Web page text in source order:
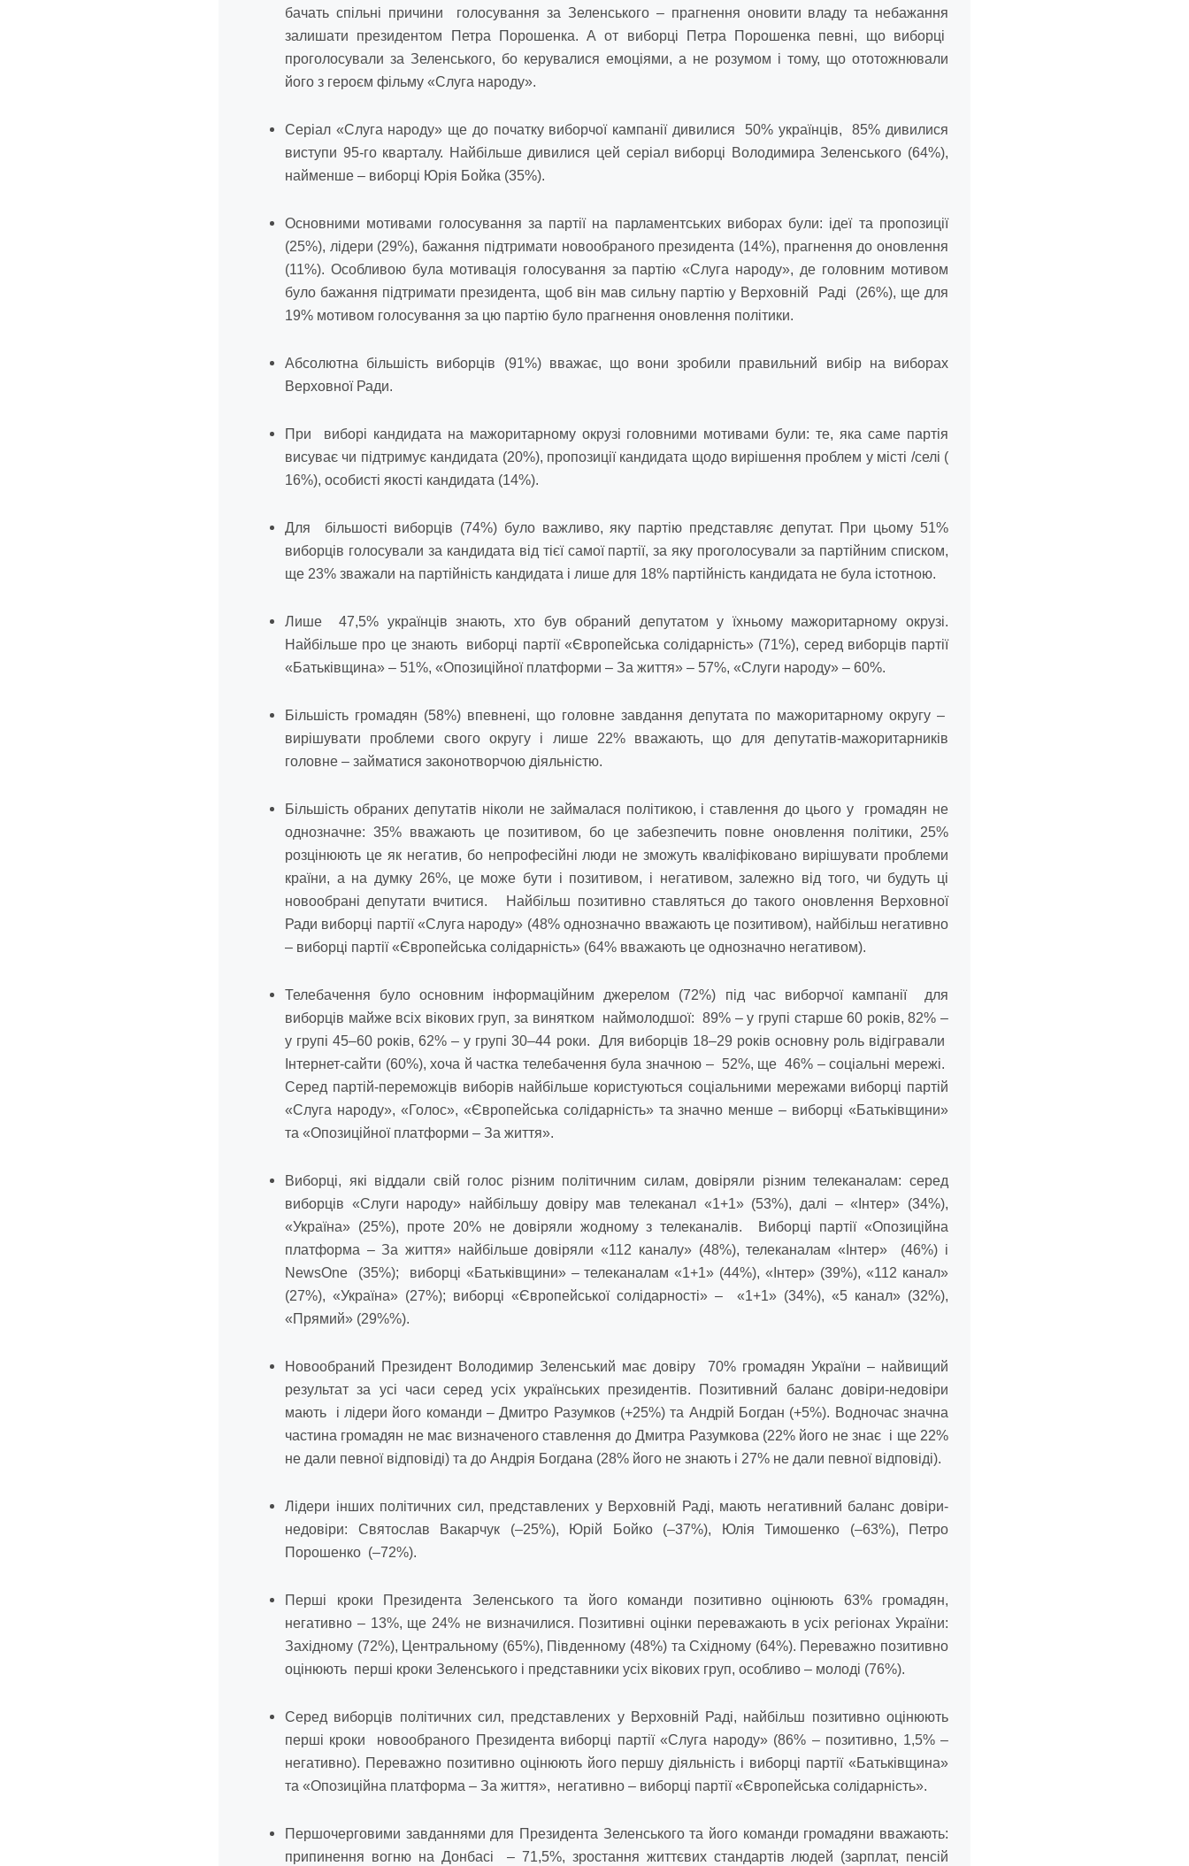
бачать спільні причини голосування за Зеленського – прагнення оновити владу та небажання
залишати президентом Петра Порошенка. А от виборці Петра Порошенка певні, що виборці
проголосували за Зеленського, бо керувалися емоціями, а не розумом і тому, що ототожнювали
його з героєм фільму «Слуга народу».
Серіал «Слуга народу» ще до початку виборчої кампанії дивилися 50% українців, 85% дивилися
виступи 95-го кварталу. Найбільше дивилися цей серіал виборці Володимира Зеленського (64%),
найменше – виборці Юрія Бойка (35%).
Основними мотивами голосування за партії на парламентських виборах були: ідеї та пропозиції
(25%), лідери (29%), бажання підтримати новообраного президента (14%), прагнення до оновлення
(11%). Особливою була мотивація голосування за партію «Слуга народу», де головним мотивом
було бажання підтримати президента, щоб він мав сильну партію у Верховній Раді (26%), ще для
19% мотивом голосування за цю партію було прагнення оновлення політики.
Абсолютна більшість виборців (91%) вважає, що вони зробили правильний вибір на виборах
Верховної Ради.
При виборі кандидата на мажоритарному окрузі головними мотивами були: те, яка саме партія
висуває чи підтримує кандидата (20%), пропозиції кандидата щодо вирішення проблем у місті /селі (
16%), особисті якості кандидата (14%).
Для більшості виборців (74%) було важливо, яку партію представляє депутат. При цьому 51%
виборців голосували за кандидата від тієї самої партії, за яку проголосували за партійним списком,
ще 23% зважали на партійність кандидата і лише для 18% партійність кандидата не була істотною.
Лише 47,5% українців знають, хто був обраний депутатом у їхньому мажоритарному окрузі.
Найбільше про це знають виборці партії «Європейська солідарність» (71%), серед виборців партії
«Батьківщина» – 51%, «Опозиційної платформи – За життя» – 57%, «Слуги народу» – 60%.
Більшість громадян (58%) впевнені, що головне завдання депутата по мажоритарному округу –
вирішувати проблеми свого округу і лише 22% вважають, що для депутатів-мажоритарників
головне – займатися законотворчою діяльністю.
Більшість обраних депутатів ніколи не займалася політикою, і ставлення до цього у громадян не
однозначне: 35% вважають це позитивом, бо це забезпечить повне оновлення політики, 25%
розцінюють це як негатив, бо непрофесійні люди не зможуть кваліфіковано вирішувати проблеми
країни, а на думку 26%, це може бути і позитивом, і негативом, залежно від того, чи будуть ці
новообрані депутати вчитися. Найбільш позитивно ставляться до такого оновлення Верховної
Ради виборці партії «Слуга народу» (48% однозначно вважають це позитивом), найбільш негативно
– виборці партії «Європейська солідарність» (64% вважають це однозначно негативом).
Телебачення було основним інформаційним джерелом (72%) під час виборчої кампанії для
виборців майже всіх вікових груп, за винятком наймолодшої: 89% – у групі старше 60 років, 82% –
у групі 45–60 років, 62% – у групі 30–44 роки. Для виборців 18–29 років основну роль відігравали
Інтернет-сайти (60%), хоча й частка телебачення була значною – 52%, ще 46% – соціальні мережі.
Серед партій-переможців виборів найбільше користуються соціальними мережами виборці партій
«Слуга народу», «Голос», «Європейська солідарність» та значно менше – виборці «Батьківщини»
та «Опозиційної платформи – За життя».
Виборці, які віддали свій голос різним політичним силам, довіряли різним телеканалам: серед
виборців «Слуги народу» найбільшу довіру мав телеканал «1+1» (53%), далі – «Інтер» (34%),
«Україна» (25%), проте 20% не довіряли жодному з телеканалів. Виборці партії «Опозиційна
платформа – За життя» найбільше довіряли «112 каналу» (48%), телеканалам «Інтер» (46%) і
NewsOne (35%); виборці «Батьківщини» – телеканалам «1+1» (44%), «Інтер» (39%), «112 канал»
(27%), «Україна» (27%); виборці «Європейської солідарності» – «1+1» (34%), «5 канал» (32%),
«Прямий» (29%%).
Новообраний Президент Володимир Зеленський має довіру 70% громадян України – найвищий
результат за усі часи серед усіх українських президентів. Позитивний баланс довіри-недовіри
мають і лідери його команди – Дмитро Разумков (+25%) та Андрій Богдан (+5%). Водночас значна
частина громадян не має визначеного ставлення до Дмитра Разумкова (22% його не знає і ще 22%
не дали певної відповіді) та до Андрія Богдана (28% його не знають і 27% не дали певної відповіді).
Лідери інших політичних сил, представлених у Верховній Раді, мають негативний баланс довіри-
недовіри: Святослав Вакарчук (–25%), Юрій Бойко (–37%), Юлія Тимошенко (–63%), Петро
Порошенко (–72%).
Перші кроки Президента Зеленського та його команди позитивно оцінюють 63% громадян,
негативно – 13%, ще 24% не визначилися. Позитивні оцінки переважають в усіх регіонах України:
Західному (72%), Центральному (65%), Південному (48%) та Східному (64%). Переважно позитивно
оцінюють перші кроки Зеленського і представники усіх вікових груп, особливо – молоді (76%).
Серед виборців політичних сил, представлених у Верховній Раді, найбільш позитивно оцінюють
перші кроки новообраного Президента виборці партії «Слуга народу» (86% – позитивно, 1,5% –
негативно). Переважно позитивно оцінюють його першу діяльність і виборці партії «Батьківщина»
та «Опозиційна платформа – За життя», негативно – виборці партії «Європейська солідарність».
Першочерговими завданнями для Президента Зеленського та його команди громадяни вважають:
припинення вогню на Донбасі – 71,5%, зростання життєвих стандартів людей (зарплат, пенсій